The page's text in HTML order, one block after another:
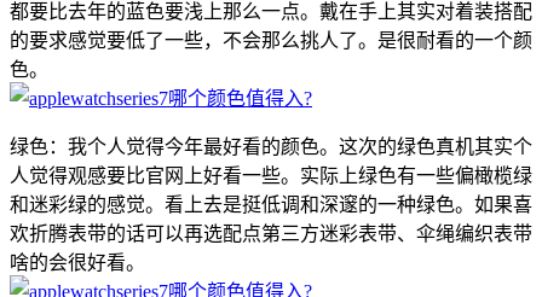
都要比去年的蓝色要浅上那么一点。戴在手上其实对着装搭配
的要求感觉要低了一些，不会那么挑人了。是很耐看的一个颜
色。
绿色：我个人觉得今年最好看的颜色。这次的绿色真机其实个
人觉得观感要比官网上好看一些。实际上绿色有一些偏橄榄绿
和迷彩绿的感觉。看上去是挺低调和深邃的一种绿色。如果喜
欢折腾表带的话可以再选配点第三方迷彩表带、伞绳编织表带
啥的会很好看。